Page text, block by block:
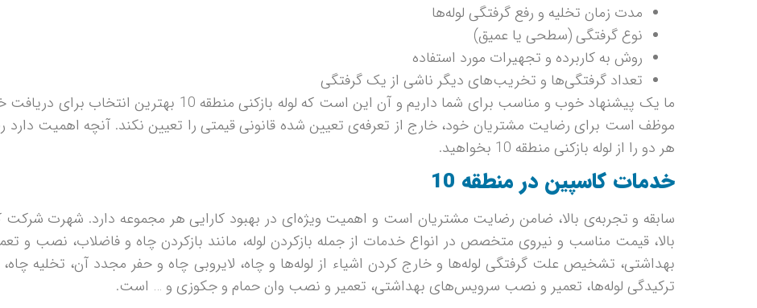
مدت زمان تخلیه و رفع گرفتگی لوله‌ها
نوع گرفتگی (سطحی یا عمیق)
روش به کاربرده و تجهیرات مورد استفاده
تعداد گرفتگی‌ها و تخریب‌های دیگر ناشی از یک گرفتگی
ما یک پیشنهاد خوب و مناسب برای شما داریم و آن این است که
موظف است برای رضایت مشتریان خود، خارج از تعرفه‌ی تعیین شده قانونی قیمتی را تعیین نکند. آنچه اهمیت
هر دو را از لوله بازکنی منطقه 10 بخواهید.
خدمات کاسپین در منطقه 10
سابقه و تجربه‌ی بالا، ضامن رضایت مشتریان است و اهمیت ویژه‌ای در بهبود کارایی هر مجموعه دارد. شهرت
بالا، قیمت مناسب و نیروی متخصص در انواع خدمات از جمله بازکردن لوله، مانند بازکردن چاه و فاضلاب، نصب و
بهداشتی، تشخیص علت گرفتگی لوله‌ها و خارج کردن اشیاء از لوله‌ها و چاه، لایروبی چاه و حفر مجدد آن، تخلیه
ترکیدگی لوله‌ها، تعمیر و نصب سرویس‌های بهداشتی، تعمیر و نصب وان حمام و جکوزی و … است.